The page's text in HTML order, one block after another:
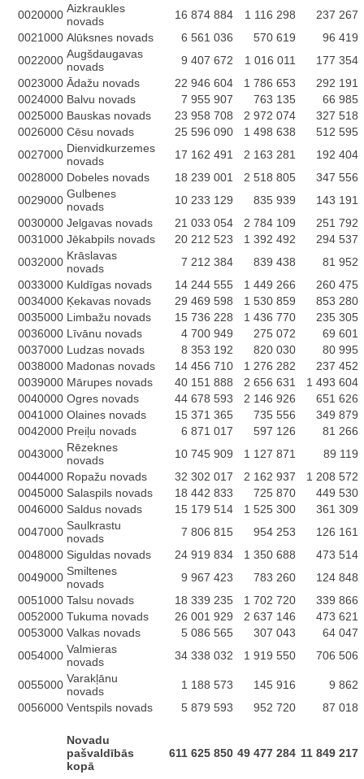
0020000 Aizkraukles
novads
16 874 884 1 116 298
237 267
0021000 Alūksnes novads 6 561 036 570 619
96 419
0022000 Augšdaugavas
novads
9 407 672 1 016 011
177 354
0023000 Ādažu novads 22 946 604 1 786 653
292 191
0024000 Balvu novads 7 955 907 763 135
66 985
0025000 Bauskas novads 23 958 708 2 972 074
327 518
0026000 Cēsu novads 25 596 090 1 498 638
512 595
0027000 Dienvidkurzemes
novads
17 162 491 2 163 281
192 404
0028000 Dobeles novads 18 239 001 2 518 805
347 556
0029000 Gulbenes
novads
10 233 129 835 939
143 191
0030000 Jelgavas novads 21 033 054 2 784 109
251 792
0031000 Jēkabpils novads 20 212 523 1 392 492
294 537
0032000 Krāslavas
novads
7 212 384 839 438
81 952
0033000 Kuldīgas novads 14 244 555 1 449 266
260 475
0034000 Ķekavas novads 29 469 598 1 530 859
853 280
0035000 Limbažu novads 15 736 228 1 436 770
235 305
0036000 Līvānu novads 4 700 949 275 072
69 601
0037000 Ludzas novads 8 353 192 820 030
80 995
0038000 Madonas novads 14 456 710 1 276 282
237 452
0039000 Mārupes novads 40 151 888 2 656 631
1 493 604
0040000 Ogres novads 44 678 593 2 146 926
651 626
0041000 Olaines novads 15 371 365 735 556
349 879
0042000 Preiļu novads 6 871 017 597 126
81 266
0043000 Rēzeknes
novads
10 745 909 1 127 871
89 119
0044000 Ropažu novads 32 302 017 2 162 937
1 208 572
0045000 Salaspils novads 18 442 833 725 870
449 530
0046000 Saldus novads 15 179 514 1 525 300
361 309
0047000 Saulkrastu
novads
7 806 815 954 253
126 161
0048000 Siguldas novads 24 919 834 1 350 688
473 514
0049000 Smiltenes
novads
9 967 423 783 260
124 848
0051000 Talsu novads 18 339 235 1 702 720
339 866
0052000 Tukuma novads 26 001 929 2 637 146
473 621
0053000 Valkas novads 5 086 565 307 043
64 047
0054000 Valmieras
novads
34 338 032 1 919 550 706 506
0055000 Varakļānu
novads
1 188 573 145 916
9 862
0056000 Ventspils novads 5 879 593 952 720 87 018
Novadu
pašvaldībās
kopā
611 625 850 49 477 284 11 849 217